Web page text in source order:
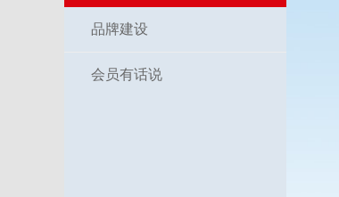
品牌建设
会员有话说